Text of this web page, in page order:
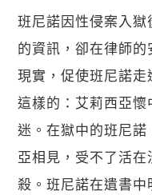
班尼諾因性侵案入
的資訊，卻在律師
現實，促使班尼諾
這樣的：艾莉西亞
迷。在獄中的班尼
亞相見，受不了活
殺。班尼諾在遺書